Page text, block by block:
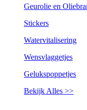
Geurolie en
Stickers
Watervitalisering
Wensvlaggetjes
Gelukspoppetjes
Bekijk Alles >>